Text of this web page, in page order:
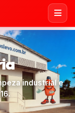
industrial e